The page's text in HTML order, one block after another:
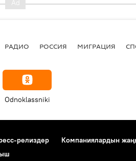
РАДИО РОССИЯ МИГРАЦИЯ
Odnoklassniki
релиздер Компаниялардын